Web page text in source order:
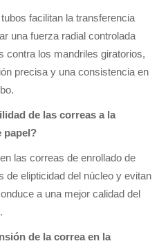
facilitan la transferencia
una fuerza radial controlada
contra los mandriles giratorios,
precisa y una consistencia en
de las correas a la
papel?
las correas de enrollado de
de elipticidad del núcleo y evitan
a una mejor calidad del
de la correa en la